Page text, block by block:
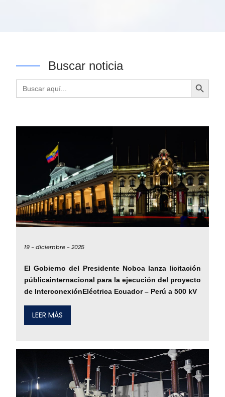
Buscar noticia
Buscar: Botón de búsqueda
19 -diciembre -2025
El Gobierno del Presidente Noboa lanza licitación
públicainternacional para la ejecución del proyecto
de InterconexiónEléctrica Ecuador – Perú a 500 kV
LEER MÁS